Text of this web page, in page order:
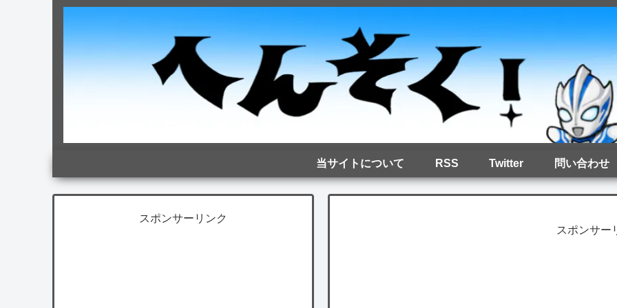
当サイトについて RSS Twitter 問い合わせ
スポンサー
スポンサーリンク